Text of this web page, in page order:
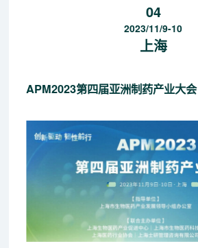
04
2023/11/9-10
上海
APM2023第四届亚洲制药产业大会